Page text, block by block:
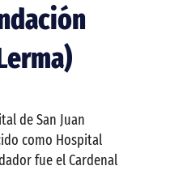
de San Juan
como Hospital
fue el Cardenal